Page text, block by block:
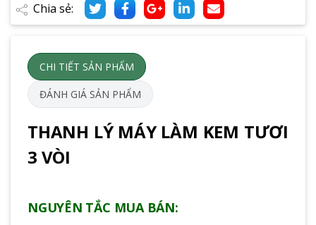
Chia sẻ:
CHI TIẾT SẢN PHẨM
ĐÁNH GIÁ SẢN PHẨM
THANH LÝ MÁY LÀM KEM TƯƠI
3 VÒI
NGUYÊN TẮC MUA BÁN: